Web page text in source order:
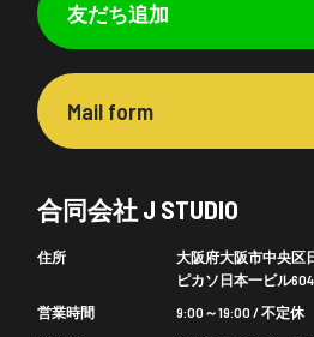
友だち追加
Mail form
合同会社 J STUDIO
住所
大阪府大阪市中央区
ピカソ日本一ビル
営業時間
9:00～19:00 / 不定休